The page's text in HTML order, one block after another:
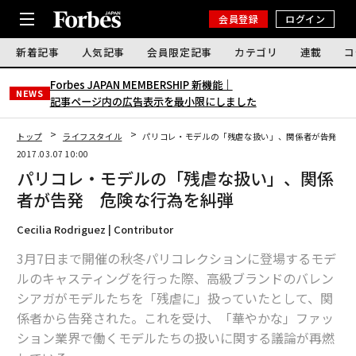
会員登録 ログイン
新着記事 人気記事 会員限定記事 カテゴリ 連載
NEWS
Forbes JAPAN MEMBERSHIP 新機能｜
記事ページ内の広告表示を最小限にしました
トップ ライフスタイル
パリコレ・モデルの「残虐な扱い」、関係者が告発 危
2017.03.07 10:00
パリコレ・モデルの「残虐な扱い」、関係
者が告発 危険な行為を糾弾
Cecilia Rodriguez | Contributor
3月7日まで開催の秋冬パリコレクションに登場するモデ
ルのキャスティングを行った際、高級ブランドのバレン
シアガがモデルたちを「残虐に」扱っていたとして、関
係者から告発された。これを受け、「華やかな」ファッ
ション業界で働くモデルたちの扱いに関する議論が再燃